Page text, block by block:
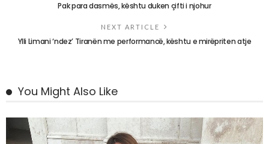
Pak para dasmës, kështu duken çifti i njohur
NEXT ARTICLE
Ylli Limani ‘ndez’ Tiranën me performancë, kështu e mirëpriten atje
You Might Also Like